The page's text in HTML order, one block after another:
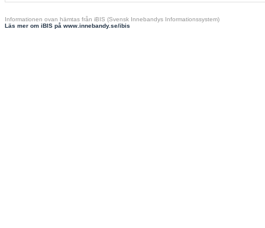
Informationen ovan hämtas från iBIS (Svensk Innebandys Informationssystem)
Läs mer om iBIS på www.innebandy.se/ibis